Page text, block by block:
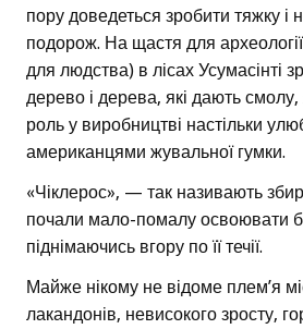
пору доведеться зробити тяжку і
подорож. На щастя для
для людства) в лісах Усумасінті
дерево і дерева, які дають смолу,
роль у виробництві настільки
американцями жувальної гумки.
«Чіклерос», — так називають
почали мало-помалу освоювати
піднімаючись вгору по її течії.
Майже нікому не відоме плем’я
лакандонів, невисокого зросту,